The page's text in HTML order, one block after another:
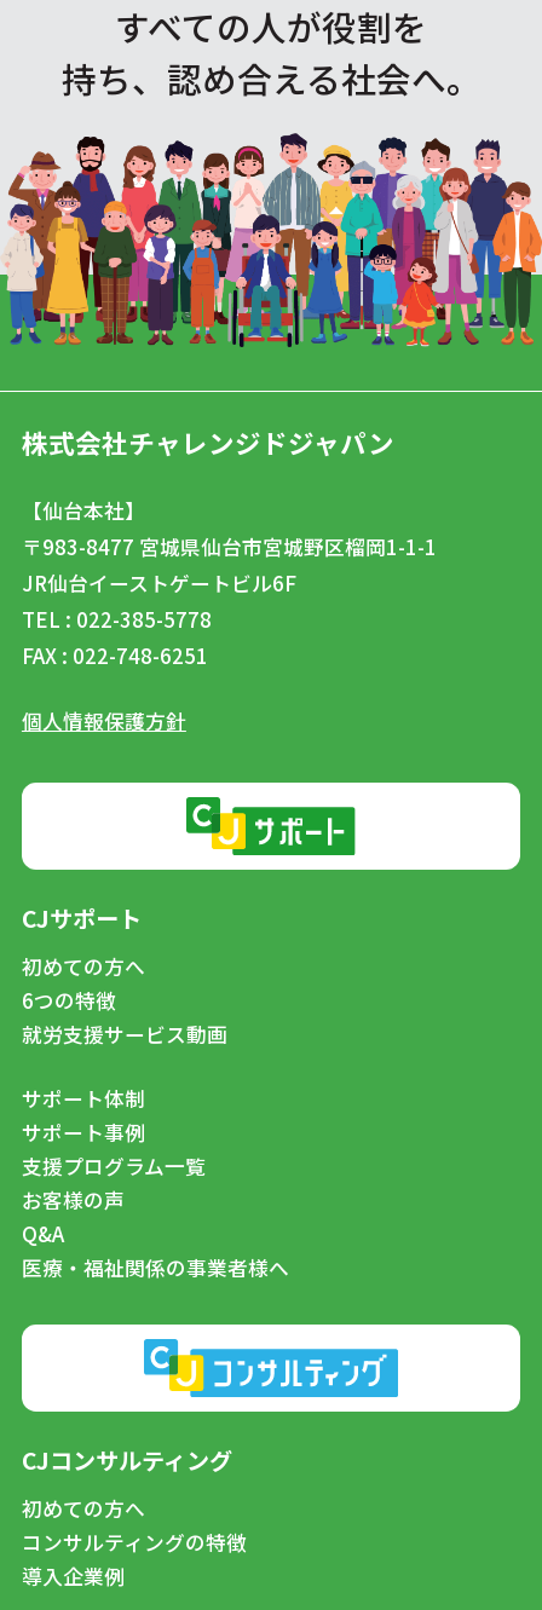
すべての人が役割を
持ち、認め合える社会へ。
株式会社チャレンジドジャパン
【仙台本社】
〒983-8477 宮城県仙台市宮城野区榴岡1-1-1
JR仙台イーストゲートビル6F
TEL : 022-385-5778
FAX : 022-748-6251
個人情報保護方針
CJサポート
初めての方へ
6つの特徴
就労支援サービス動画
サポート体制
サポート事例
支援プログラム一覧
お客様の声
Q&A
医療・福祉関係の事業者様へ
CJコンサルティング
初めての方へ
コンサルティングの特徴
導入企業例